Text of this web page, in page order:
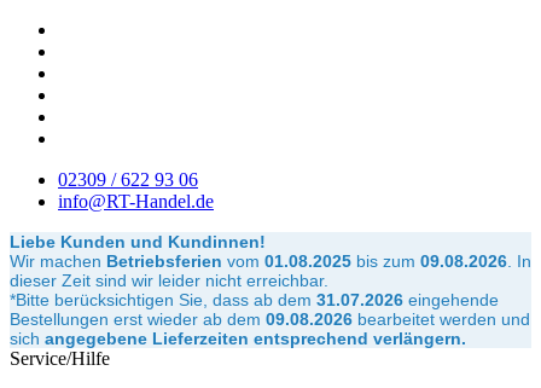
02309 / 622 93 06
info@RT-Handel.de
Liebe Kunden und Kundinnen!
Wir machen Betriebsferien vom 01.08.2025 bis zum 09.08.2026 In
dieser Zeit sind wir leider nicht erreichbar.
*Bitte berücksichtigen Sie, dass ab dem 31.07.2026 eingehende
Bestellungen erst wieder ab dem 09.08.2026 bearbeitet werden und
sich angegebene Lieferzeiten entsprechend verlängern.
Service/Hilfe